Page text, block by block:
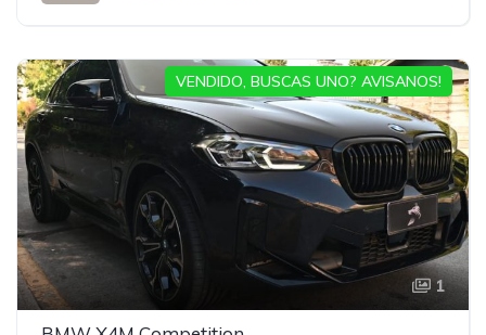
1
VENDIDO, BUSCAS UNO? AVISANOS!